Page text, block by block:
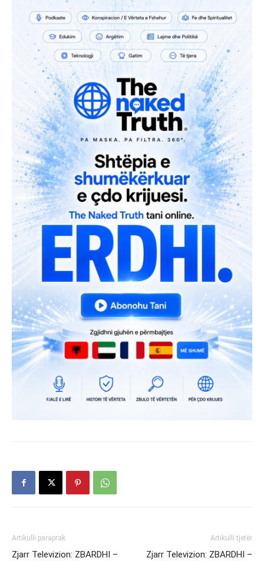
Artikulli paraprak
Zjarr Televizion: ZBARDHI –
Artikulli tjetër
Zjarr Televizion: ZBARDHI –